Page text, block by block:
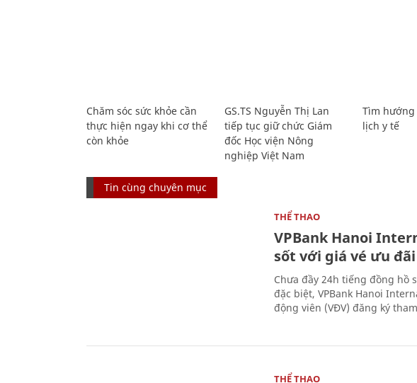
Chăm sóc sức khỏe cần
thực hiện ngay khi cơ thể
còn khỏe
GS.TS Nguyễn Thị Lan
tiếp tục giữ chức Giám
đốc Học viện Nông
nghiệp Việt Nam
Tìm
lịch y tế
Tin cùng chuyên mục
THỂ THAO
VPBank Hanoi
sốt với giá vé ưu
Chưa đầy 24h tiếng đồng hồ
đặc biệt, VPBank Hanoi
động viên (VĐV) đăng ký
THỂ THAO